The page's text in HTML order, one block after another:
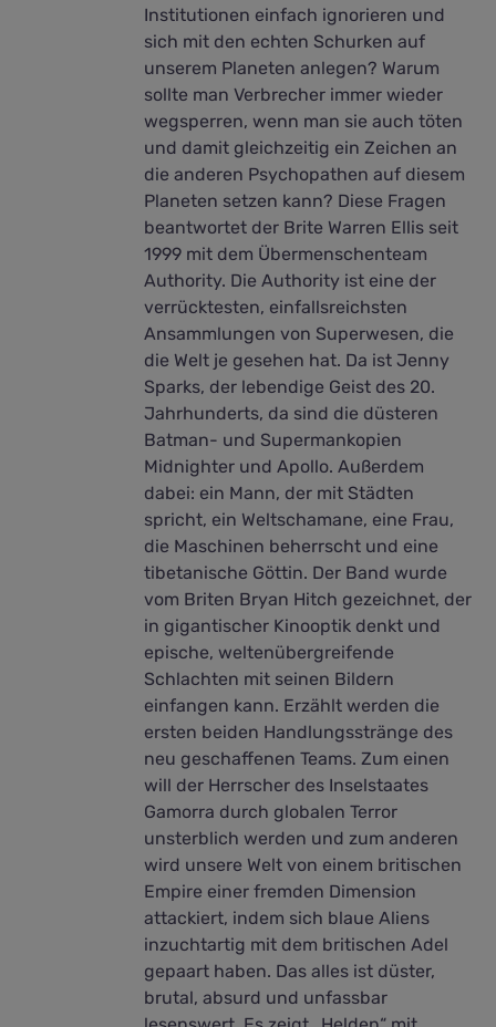
Institutionen einfach ignorieren und
sich mit den echten Schurken auf
unserem Planeten anlegen? Warum
sollte man Verbrecher immer wieder
wegsperren, wenn man sie auch töten
und damit gleichzeitig ein Zeichen an
die anderen Psychopathen auf diesem
Planeten setzen kann? Diese Fragen
beantwortet der Brite Warren Ellis seit
1999 mit dem Übermenschenteam
Authority. Die Authority ist eine der
verrücktesten, einfallsreichsten
Ansammlungen von Superwesen, die
die Welt je gesehen hat. Da ist Jenny
Sparks, der lebendige Geist des 20.
Jahrhunderts, da sind die düsteren
Batman- und Supermankopien
Midnighter und Apollo. Außerdem
dabei: ein Mann, der mit Städten
spricht, ein Weltschamane, eine Frau,
die Maschinen beherrscht und eine
tibetanische Göttin. Der Band wurde
vom Briten Bryan Hitch gezeichnet, der
in gigantischer Kinooptik denkt und
epische, weltenübergreifende
Schlachten mit seinen Bildern
einfangen kann. Erzählt werden die
ersten beiden Handlungsstränge des
neu geschaffenen Teams. Zum einen
will der Herrscher des Inselstaates
Gamorra durch globalen Terror
unsterblich werden und zum anderen
wird unsere Welt von einem britischen
Empire einer fremden Dimension
attackiert, indem sich blaue Aliens
inzuchtartig mit dem britischen Adel
gepaart haben. Das alles ist düster,
brutal, absurd und unfassbar